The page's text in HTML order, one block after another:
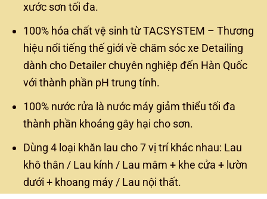
xước sơn tối đa.
100% hóa chất vệ sinh từ TACSYSTEM – Thương
hiệu nổi tiếng thế giới về chăm sóc xe Detailing
dành cho Detailer chuyên nghiệp đến Hàn Quốc
với thành phần pH trung tính.
100% nước rửa là nước máy giảm thiểu tối đa
thành phần khoáng gây hại cho sơn.
Dùng 4 loại khăn lau cho 7 vị trí khác nhau: Lau
khô thân / Lau kính / Lau mâm + khe cửa + lườn
dưới + khoang máy / Lau nội thất.